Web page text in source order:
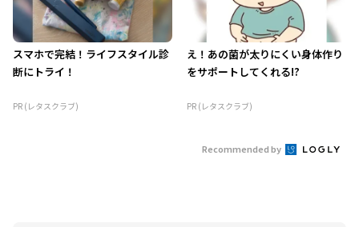
スマホで完結！ライフスタイル診
断にトライ！
PR (レタスクラブ)
え！あの菌が太りにくい身体作り
をサポートしてくれる!?
PR (レタスクラブ)
Recommended by